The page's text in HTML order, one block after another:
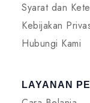
Syarat dan
Kebijakan
Hubungi Kami
LAYANAN